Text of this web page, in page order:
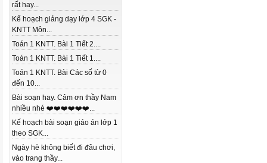
rất hay...
Kế hoạch giảng dạy lớp 4 SGK -
KNTT Môn...
Toán 1 KNTT. Bài 1 Tiết 2....
Toán 1 KNTT. Bài 1 Tiết 1....
Toán 1 KNTT. Bài Các số từ 0
đến 10...
Bài soạn hay. Cảm ơn thầy Nam
nhiều nhé ❤️❤️❤️❤️❤️❤️...
Kế hoạch bài soạn giáo án lớp 1
theo SGK...
Ngày hè không biết đi đâu chơi,
vào trang thầy...